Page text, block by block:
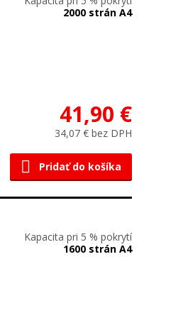
2000 strán A4
41,90 €
34,07 € bez DPH
Pridať do košíka
Kapacita pri 5 % pokrytí
1600 strán A4